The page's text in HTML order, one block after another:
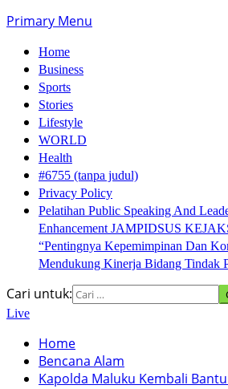
Primary Menu
Home
Business
Sports
Stories
Lifestyle
WORLD
Health
#6755 (tanpa judul)
Privacy Policy
Pelatihan Public Speaking And
Enhancement JAMPIDSUS
“Pentingnya Kepemimpinan Dan
Mendukung Kinerja Bidang Tindak
Cari untuk:
Live
Home
Bencana Alam
Kapolda Maluku Kembali